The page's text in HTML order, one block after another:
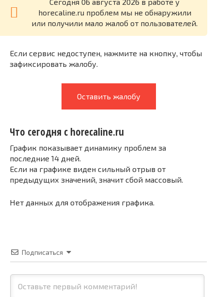
horecaline.ru проблем мы не обнаружили
или получили мало жалоб от пользователей.
Если сервис недоступен, нажмите на кнопку, чтобы
зафиксировать жалобу.
Оставить жалобу
Что сегодня с horecaline.ru
График показывает динамику проблем за
последние 14 дней.
Если на графике виден сильный отрыв от
предыдущих значений, значит сбой массовый.
Нет данных для отображения графика.
Подписаться